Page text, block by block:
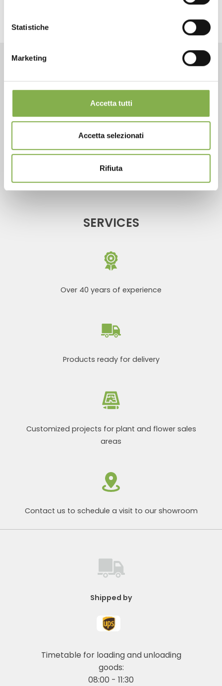
Statistiche
Marketing
Accetta tutti
Accetta selezionati
Rifiuta
From monday to friday
+1 904 294 5920
SERVICES
Over 40 years of experience
Products ready for delivery
Customized projects for plant and flower sales
areas
Contact us to schedule a visit to our showroom
Shipped by
Timetable for loading and unloading
goods:
08:00 - 11:30